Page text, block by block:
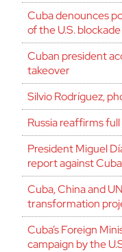
Cuba denounces
of the U.S. blockade
Cuban president
takeover
Silvio Rodríguez,
Russia reaffirms
President Miguel
report against Cuba
Cuba, China and
transformation
Cuba’s Foreign
campaign by the